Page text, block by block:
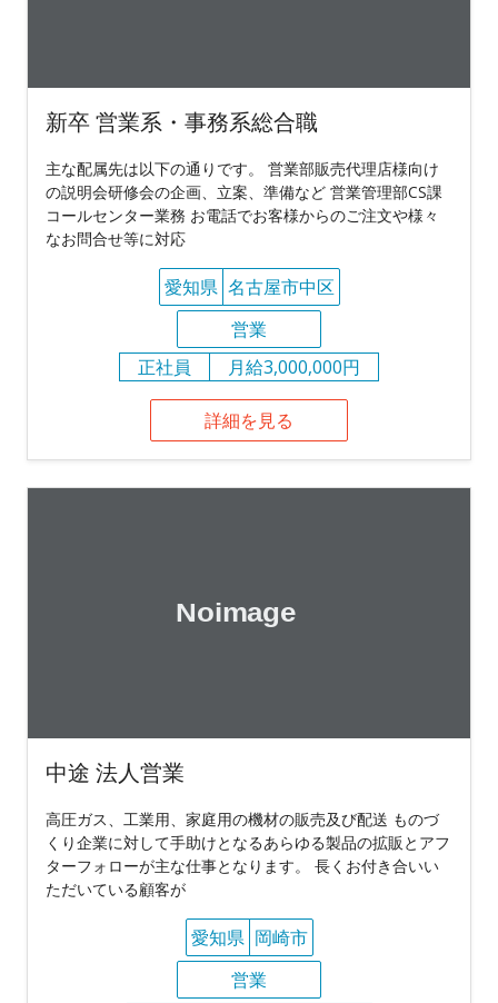
新卒 営業系・事務系総合職
主な配属先は以下の通りです。 営業部販売代理店様向け
の説明会研修会の企画、立案、準備など 営業管理部CS課
コールセンター業務 お電話でお客様からのご注文や様々
なお問合せ等に対応
愛知県 名古屋市中区
営業
正社員
月給3,000,000円
詳細を見る
中途 法人営業
高圧ガス、工業用、家庭用の機材の販売及び配送 ものづ
くり企業に対して手助けとなるあらゆる製品の拡販とアフ
ターフォローが主な仕事となります。 長くお付き合いい
ただいている顧客が
愛知県 岡崎市
営業